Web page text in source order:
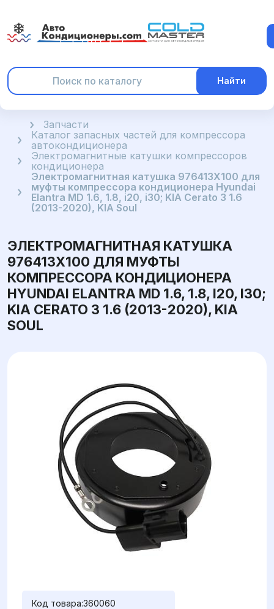
Найти
ГлавнаяЗапчасти
Каталог запасных частей для компрессора
автокондиционера
Электромагнитные катушки компрессоров
кондиционера
Электромагнитная катушка 976413X100 для
муфты компрессора кондиционера Hyundai
Elantra MD 1.6, 1.8, i20, i30; KIA Cerato 3 1.6
(2013-2020), KIA Soul
ЭЛЕКТРОМАГНИТНАЯ КАТУШКА
976413X100 ДЛЯ МУФТЫ
КОМПРЕССОРА КОНДИЦИОНЕРА
HYUNDAI ELANTRA MD 1.6, 1.8, I20, I30;
KIA CERATO 3 1.6 (2013-2020), KIA
SOUL
Код товара:360060